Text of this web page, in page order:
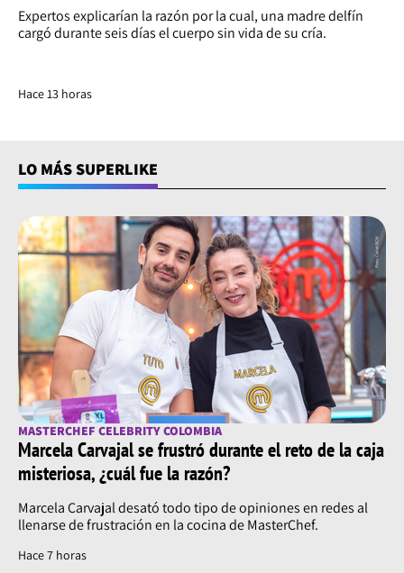
Expertos explicarían la razón por la cual, una madre delfín
cargó durante seis días el cuerpo sin vida de su cría.
Hace 13 horas
LO MÁS SUPERLIKE
MASTERCHEF CELEBRITY COLOMBIA
Marcela Carvajal se frustró durante el reto de la caja
misteriosa, ¿cuál fue la razón?
Marcela Carvajal desató todo tipo de opiniones en redes al
llenarse de frustración en la cocina de MasterChef.
Hace 7 horas